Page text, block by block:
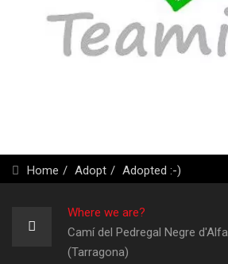
Home Adopt Adopted :-)
Where we are?
Camí del Pedregal Negre
(Tarragona)